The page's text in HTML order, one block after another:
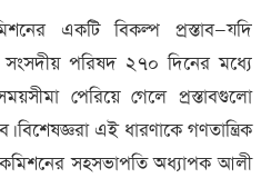
একটি বিকল্প প্রস্তাব—যদি
সংসদীয় পরিষদ ২৭০ দিনের মধ্যে
পেরিয়ে গেলে প্রস্তাবগুলো
বিশেষজ্ঞরা এই ধারণাকে গণতান্ত্রিক
কমিশনের সহসভাপতি অধ্যাপক আলী